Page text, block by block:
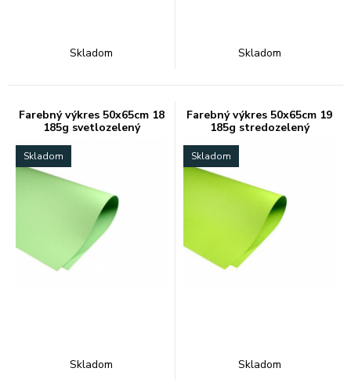
Skladom Skladom
Farebný výkres 50x65cm 18
185g svetlozelený
Skladom
Skladom
Farebný výkres 50x65cm 19
185g stredozelený
Skladom
Skladom